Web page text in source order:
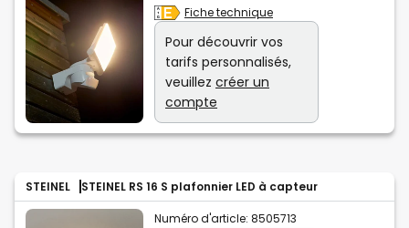
Fiche technique
Pour découvrir vos
tarifs personnalisés,
veuillez créer un
compte
STEINEL STEINEL RS 16 S plafonnier LED à capteur
Numéro d'article: 8505713